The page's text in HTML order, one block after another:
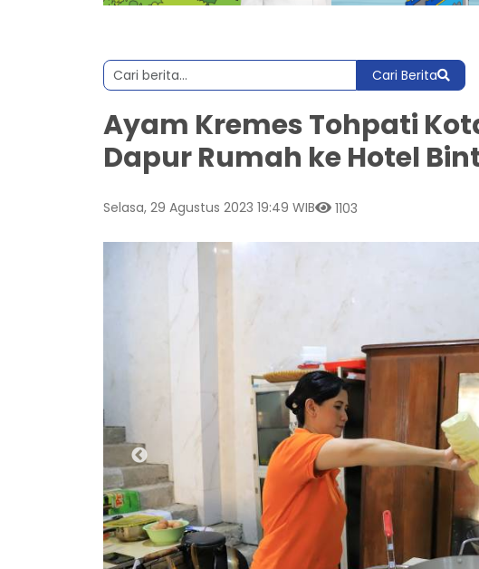
Cari Berita
Ayam Kremes Tohpati
Dapur Rumah ke Hotel
Selasa, 29 Agustus 2023 19:49 WIB 1103